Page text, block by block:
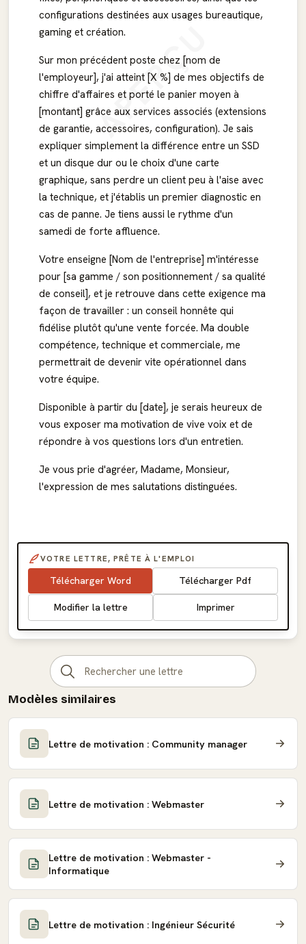
APERÇU
configurations destinées aux usages bureautique,
gaming et création.
Sur mon précédent poste chez [nom de
l'employeur], j'ai atteint [X %] de mes objectifs de
chiffre d'affaires et porté le panier moyen à
[montant] grâce aux services associés (extensions
de garantie, accessoires, configuration). Je sais
expliquer simplement la différence entre un SSD
et un disque dur ou le choix d'une carte
graphique, sans perdre un client peu à l'aise avec
la technique, et j'établis un premier diagnostic en
cas de panne. Je tiens aussi le rythme d'un
samedi de forte affluence.
Votre enseigne [Nom de l'entreprise] m'intéresse
pour [sa gamme / son positionnement / sa qualité
de conseil], et je retrouve dans cette exigence ma
façon de travailler : un conseil honnête qui
fidélise plutôt qu'une vente forcée. Ma double
compétence, technique et commerciale, me
permettrait de devenir vite opérationnel dans
votre équipe.
Disponible à partir du [date], je serais heureux de
vous exposer ma motivation de vive voix et de
répondre à vos questions lors d'un entretien.
Je vous prie d'agréer, Madame, Monsieur,
l'expression de mes salutations distinguées.
VOTRE LETTRE, PRÊTE À L'EMPLOI
Télécharger Word Télécharger Pdf
Modifier la lettre Imprimer
Modèles similaires
Lettre de motivation : Community manager
Lettre de motivation : Webmaster
Lettre de motivation : Webmaster -
Informatique
Lettre de motivation : Ingénieur Sécurité